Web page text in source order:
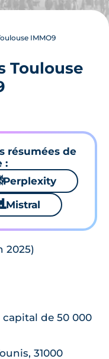
IMMO9
Toulouse
résumées de
:
Perplexity
Mistral
2025)
capital de 50 000
31000